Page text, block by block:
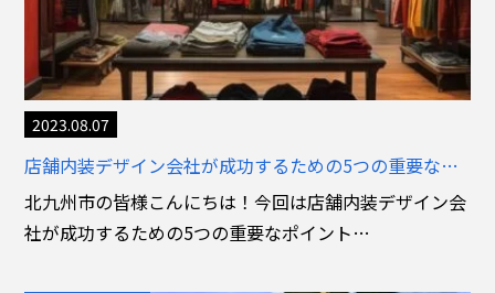
2023.08.07
店舗内装デザイン会社が成功するための5つの重要なポイント
北九州市の皆様こんにちは！今回は店舗内装デザイン会
社が成功するための5つの重要なポイント…